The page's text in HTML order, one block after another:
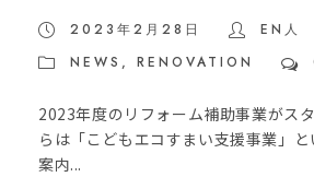
2023年2月28日
EN人
NEWS , RENOVATION
2023年度のリフォーム補助事業がス
らは「こどもエコすまい支援事業」
案内...